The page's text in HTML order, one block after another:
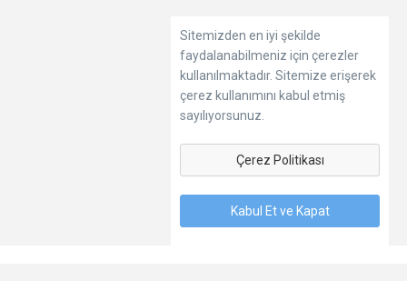
Sitemizden en iyi şekilde
faydalanabilmeniz için çerezler
kullanılmaktadır. Sitemize erişerek
çerez kullanımını kabul etmiş
sayılıyorsunuz.
Çerez Politikası
Kabul Et ve Kapat